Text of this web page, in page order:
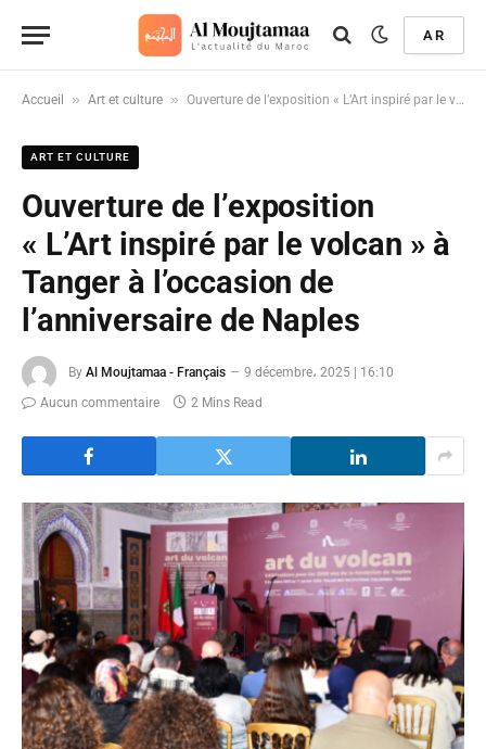
AR
Accueil » Art et culture » Ouverture de l’exposition « L’Art inspiré par le volcan » à Tanger à l’occasion de l’anniversaire de Naples
ART ET CULTURE
Ouverture de l’exposition
« L’Art inspiré par le volcan » à
Tanger à l’occasion de
l’anniversaire de Naples
By Al Moujtamaa - Français
9 décembre، 2025 | 16:10
Aucun commentaire
2 Mins Read